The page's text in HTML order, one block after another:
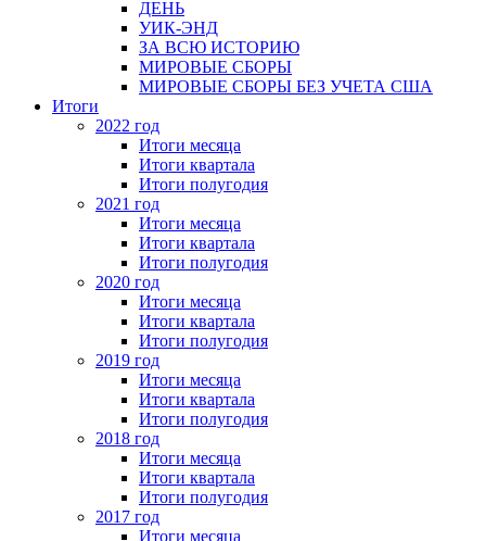
ДЕНЬ
УИК-ЭНД
ЗА ВСЮ ИСТОРИЮ
МИРОВЫЕ СБОРЫ
МИРОВЫЕ СБОРЫ БЕЗ УЧЕТА США
Итоги
2022 год
Итоги месяца
Итоги квартала
Итоги полугодия
2021 год
Итоги месяца
Итоги квартала
Итоги полугодия
2020 год
Итоги месяца
Итоги квартала
Итоги полугодия
2019 год
Итоги месяца
Итоги квартала
Итоги полугодия
2018 год
Итоги месяца
Итоги квартала
Итоги полугодия
2017 год
Итоги месяца